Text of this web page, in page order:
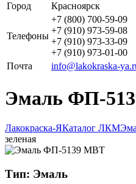
Город Красноярск
Телефоны
+7 (800) 700-59-09
+7 (910) 973-59-08
+7 (910) 973-33-09
+7 (910) 973-01-00
Почта
info@lakokraska-
Эмаль ФП-
Лакокраска-ЯКаталог ЛКМ
зеленая
Тип: Эмаль